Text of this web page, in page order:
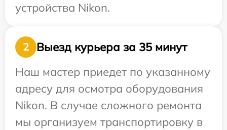
устройства Nikon.
2
Выезд курьера за 35 минут
Наш мастер приедет по указанному
адресу для осмотра оборудования
Nikon. В случае сложного ремонта
мы организуем транспортировку в